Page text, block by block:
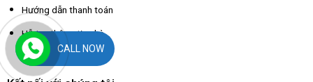
Hướng dẫn thanh toán
Hỗ trợ thông tin nhà
xe các tỉnhCALL NOW